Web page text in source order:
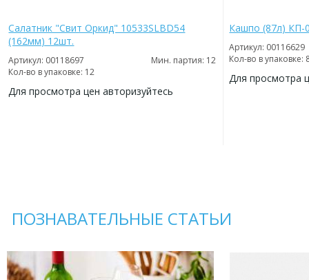
Салатник "Свит Оркид" 10533SLBD54
(162мм) 12шт.
Артикул: 00118697
Мин. партия: 12
Кол-во в упаковке: 12
Для просмотра цен авторизуйтесь
Кашпо (87л) КП-
Артикул: 00116629
Кол-во в упаковке:
Для просмотра
ПОЗНАВАТЕЛЬНЫЕ СТАТЬИ